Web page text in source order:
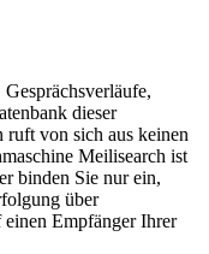
dieser
von sich aus keinen
Meilisearch ist
binden Sie nur ein,
über
einen Empfänger Ihrer